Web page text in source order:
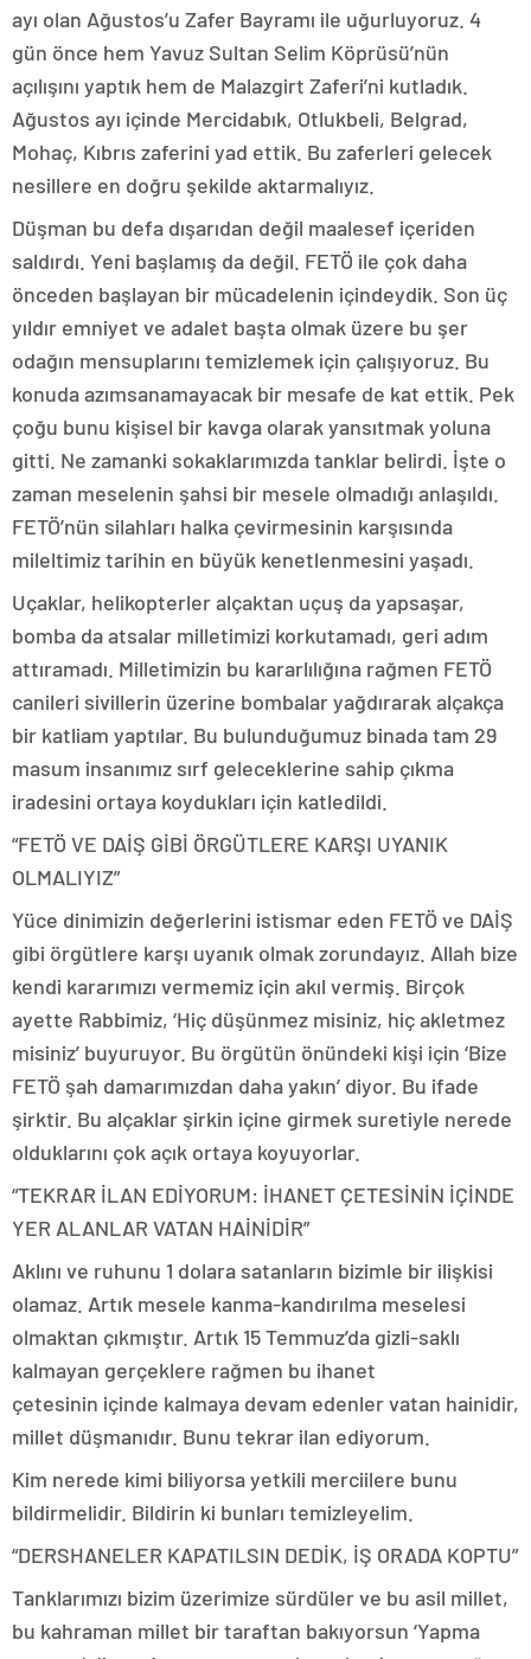
ayı olan Ağustos’u Zafer Bayramı ile uğurluyoruz. 4
gün önce hem Yavuz Sultan Selim Köprüsü’nün
açılışını yaptık hem de Malazgirt Zaferi’ni kutladık.
Ağustos ayı içinde Mercidabık, Otlukbeli, Belgrad,
Mohaç, Kıbrıs zaferini yad ettik. Bu zaferleri gelecek
nesillere en doğru şekilde aktarmalıyız.
Düşman bu defa dışarıdan değil maalesef içeriden
saldırdı. Yeni başlamış da değil. FETÖ ile çok daha
önceden başlayan bir mücadelenin içindeydik. Son üç
yıldır emniyet ve adalet başta olmak üzere bu şer
odağın mensuplarını temizlemek için çalışıyoruz. Bu
konuda azımsanamayacak bir mesafe de kat ettik. Pek
çoğu bunu kişisel bir kavga olarak yansıtmak yoluna
gitti. Ne zamanki sokaklarımızda tanklar belirdi. İşte o
zaman meselenin şahsi bir mesele olmadığı anlaşıldı.
FETÖ’nün silahları halka çevirmesinin karşısında
mileltimiz tarihin en büyük kenetlenmesini yaşadı.
Uçaklar, helikopterler alçaktan uçuş da yapsaşar,
bomba da atsalar milletimizi korkutamadı, geri adım
attıramadı. Milletimizin bu kararlılığına rağmen FETÖ
canileri sivillerin üzerine bombalar yağdırarak alçakça
bir katliam yaptılar. Bu bulunduğumuz binada tam 29
masum insanımız sırf geleceklerine sahip çıkma
iradesini ortaya koydukları için katledildi.
“FETÖ VE DAİŞ GİBİ ÖRGÜTLERE KARŞI UYANIK
OLMALIYIZ”
Yüce dinimizin değerlerini istismar eden FETÖ ve DAİŞ
gibi örgütlere karşı uyanık olmak zorundayız. Allah bize
kendi kararımızı vermemiz için akıl vermiş. Birçok
ayette Rabbimiz, ‘Hiç düşünmez misiniz, hiç akletmez
misiniz’ buyuruyor. Bu örgütün önündeki kişi için ‘Bize
FETÖ şah damarımızdan daha yakın’ diyor. Bu ifade
şirktir. Bu alçaklar şirkin içine girmek suretiyle nerede
olduklarını çok açık ortaya koyuyorlar.
“TEKRAR İLAN EDİYORUM: İHANET ÇETESİNİN İÇİNDE
YER ALANLAR VATAN HAİNİDİR”
Aklını ve ruhunu 1 dolara satanların bizimle bir ilişkisi
olamaz. Artık mesele kanma-kandırılma meselesi
olmaktan çıkmıştır. Artık 15 Temmuz’da gizli-saklı
kalmayan gerçeklere rağmen bu ihanet
çetesinin içinde kalmaya devam edenler vatan hainidir,
millet düşmanıdır. Bunu tekrar ilan ediyorum.
Kim nerede kimi biliyorsa yetkili merciilere bunu
bildirmelidir. Bildirin ki bunları temizleyelim.
“DERSHANELER KAPATILSIN DEDİK, İŞ ORADA KOPTU”
Tanklarımızı bizim üzerimize sürdüler ve bu asil millet,
bu kahraman millet bir taraftan bakıyorsun ‘Yapma